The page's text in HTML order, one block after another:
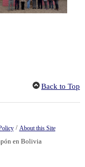
Back to Top
/ About this Site
en Bolivia